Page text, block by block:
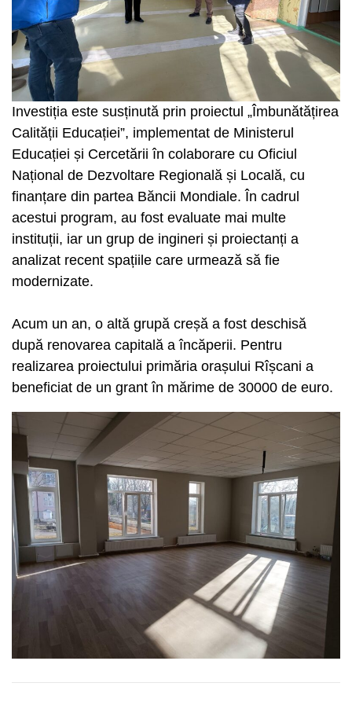
Investiția este susținută prin proiectul „Îmbunătățirea
Calității Educației”, implementat de Ministerul
Educației și Cercetării în colaborare cu Oficiul
Național de Dezvoltare Regională și Locală, cu
finanțare din partea Băncii Mondiale. În cadrul
acestui program, au fost evaluate mai multe
instituții, iar un grup de ingineri și proiectanți a
analizat recent spațiile care urmează să fie
modernizate.
Acum un an, o altă grupă creșă a fost deschisă
după renovarea capitală a încăperii. Pentru
realizarea proiectului primăria orașului Rîșcani a
beneficiat de un grant în mărime de 30000 de euro.